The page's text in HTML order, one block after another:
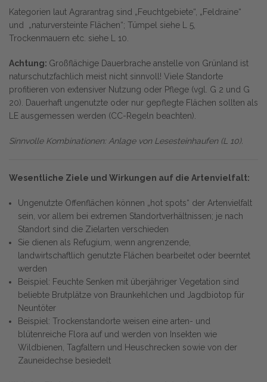
Kategorien laut Agrarantrag sind „Feuchtgebiete“, „Feldraine“
und „naturversteinte Flächen“; Tümpel siehe L 5,
Trockenmauern etc. siehe L 10.
Achtung: Großflächige Dauerbrache anstelle von Grünland ist
naturschutzfachlich meist nicht sinnvoll! Viele Standorte
profitieren von extensiver Nutzung oder Pflege (vgl. G 2 und G
20). Dauerhaft ungenutzte oder nur gepflegte Flächen sollten als
LE ausgemessen werden (CC-Regeln beachten).
Sinnvolle Kombinationen: Anlage von Lesesteinhaufen (L 10).
Wesentliche Ziele und Wirkungen auf die Artenvielfalt:
Ungenutzte Offenflächen können „hot spots“ der Artenvielfalt
sein, vor allem bei extremen Standortverhältnissen; je nach
Standort sind die Zielarten verschieden
Sie dienen als Refugium, wenn angrenzende,
landwirtschaftlich genutzte Flächen bearbeitet oder beerntet
werden
Beispiel: Feuchte Senken mit überjähriger Vegetation sind
beliebte Brutplätze von Braunkehlchen und Jagdbiotop für
Neuntöter
Beispiel: Trockenstandorte weisen eine arten- und
blütenreiche Flora auf und werden von Insekten wie
Wildbienen, Tagfaltern und Heuschrecken sowie von der
Zauneidechse besiedelt